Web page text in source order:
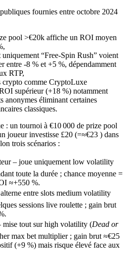
fournies entre octobre 2024
pool >€20k affiche un ROI moyen
“Free‑Spin Rush” voient
entre -8 % et +5 %, dépendamment
RTP,
crypto comme CryptoLuxe
supérieur (+18 %) notamment
anonymes éliminant certaines
classiques.
: un tournoi à €10 000 de prize pool
joueur investisse £20 (=≈€23 ) dans
trois scénarios :
– joue uniquement low volatility
toute la durée ; chance moyenne =
≈+550 %.
entre slots medium volatility
sessions live roulette ; gain brut
mise tout sur high volatility (Dead or
max bet multiplier ; gain brut ≈€25
(+9 %) mais risque élevé face aux